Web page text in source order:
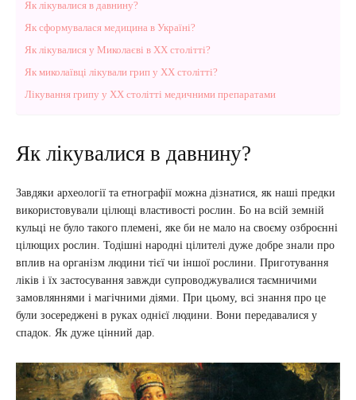
Як лікувалися в давнину?
Як сформувалася медицина в Україні?
Як лікувалися у Миколаєві в ХХ столітті?
Як миколаївці лікували грип у ХХ столітті?
Лікування грипу у ХХ столітті медичними препаратами
Як лікувалися в давнину?
Завдяки археології та етнографії можна дізнатися, як наші предки
використовували цілющі властивості рослин. Бо на всій земній
кульці не було такого племені, яке би не мало на своєму озброєнні
цілющих рослин. Тодішні народні цілителі дуже добре знали про
вплив на організм людини тієї чи іншої рослини. Приготування
ліків і їх застосування завжди супроводжувалися таємничими
замовляннями і магічними діями. При цьому, всі знання про це
були зосереджені в руках однієї людини. Вони передавалися у
спадок. Як дуже цінний дар.